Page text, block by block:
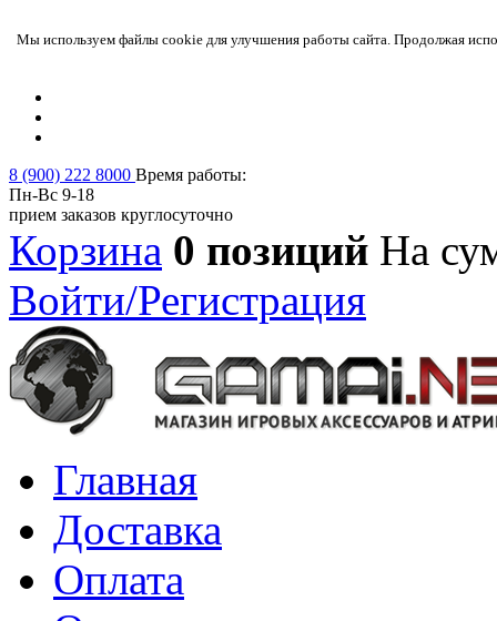
Мы используем файлы cookie для улучшения работы сайта. Продолжая
8 (900) 222 8000 Время работы:
Пн-Вс 9-18
прием заказов круглосуточно
Корзина 0 позиций На
Войти/Регистрация
Главная
Доставка
Оплата